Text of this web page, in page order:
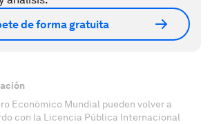
de forma gratuita
Económico Mundial pueden volver a
con la Licencia Pública Internacional